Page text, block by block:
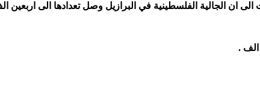
ان الجالية الفلسطينية في البرازيل وصل تعدادها الى اربعين
الف .